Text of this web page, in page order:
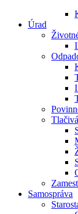
Úrad
Tlačivá
Samospráva